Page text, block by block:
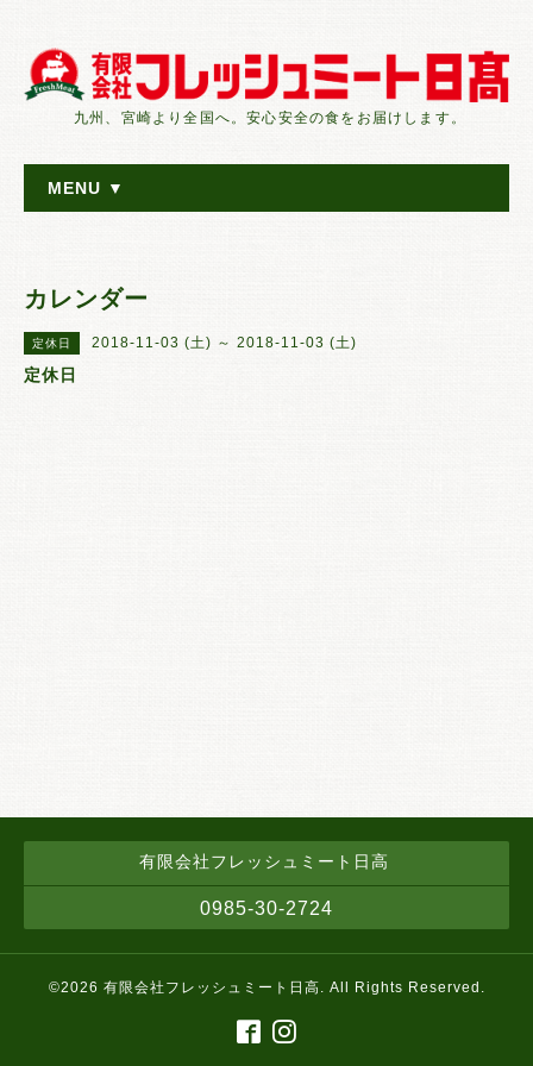
九州、宮崎より全国へ。安心安全の食をお届けします。
MENU ▼
カレンダー
定休日 2018-11-03 (土) ～ 2018-11-03 (土)
定休日
有限会社フレッシュミート日高
0985-30-2724
©2026 有限会社フレッシュミート日高. All Rights Reserved.